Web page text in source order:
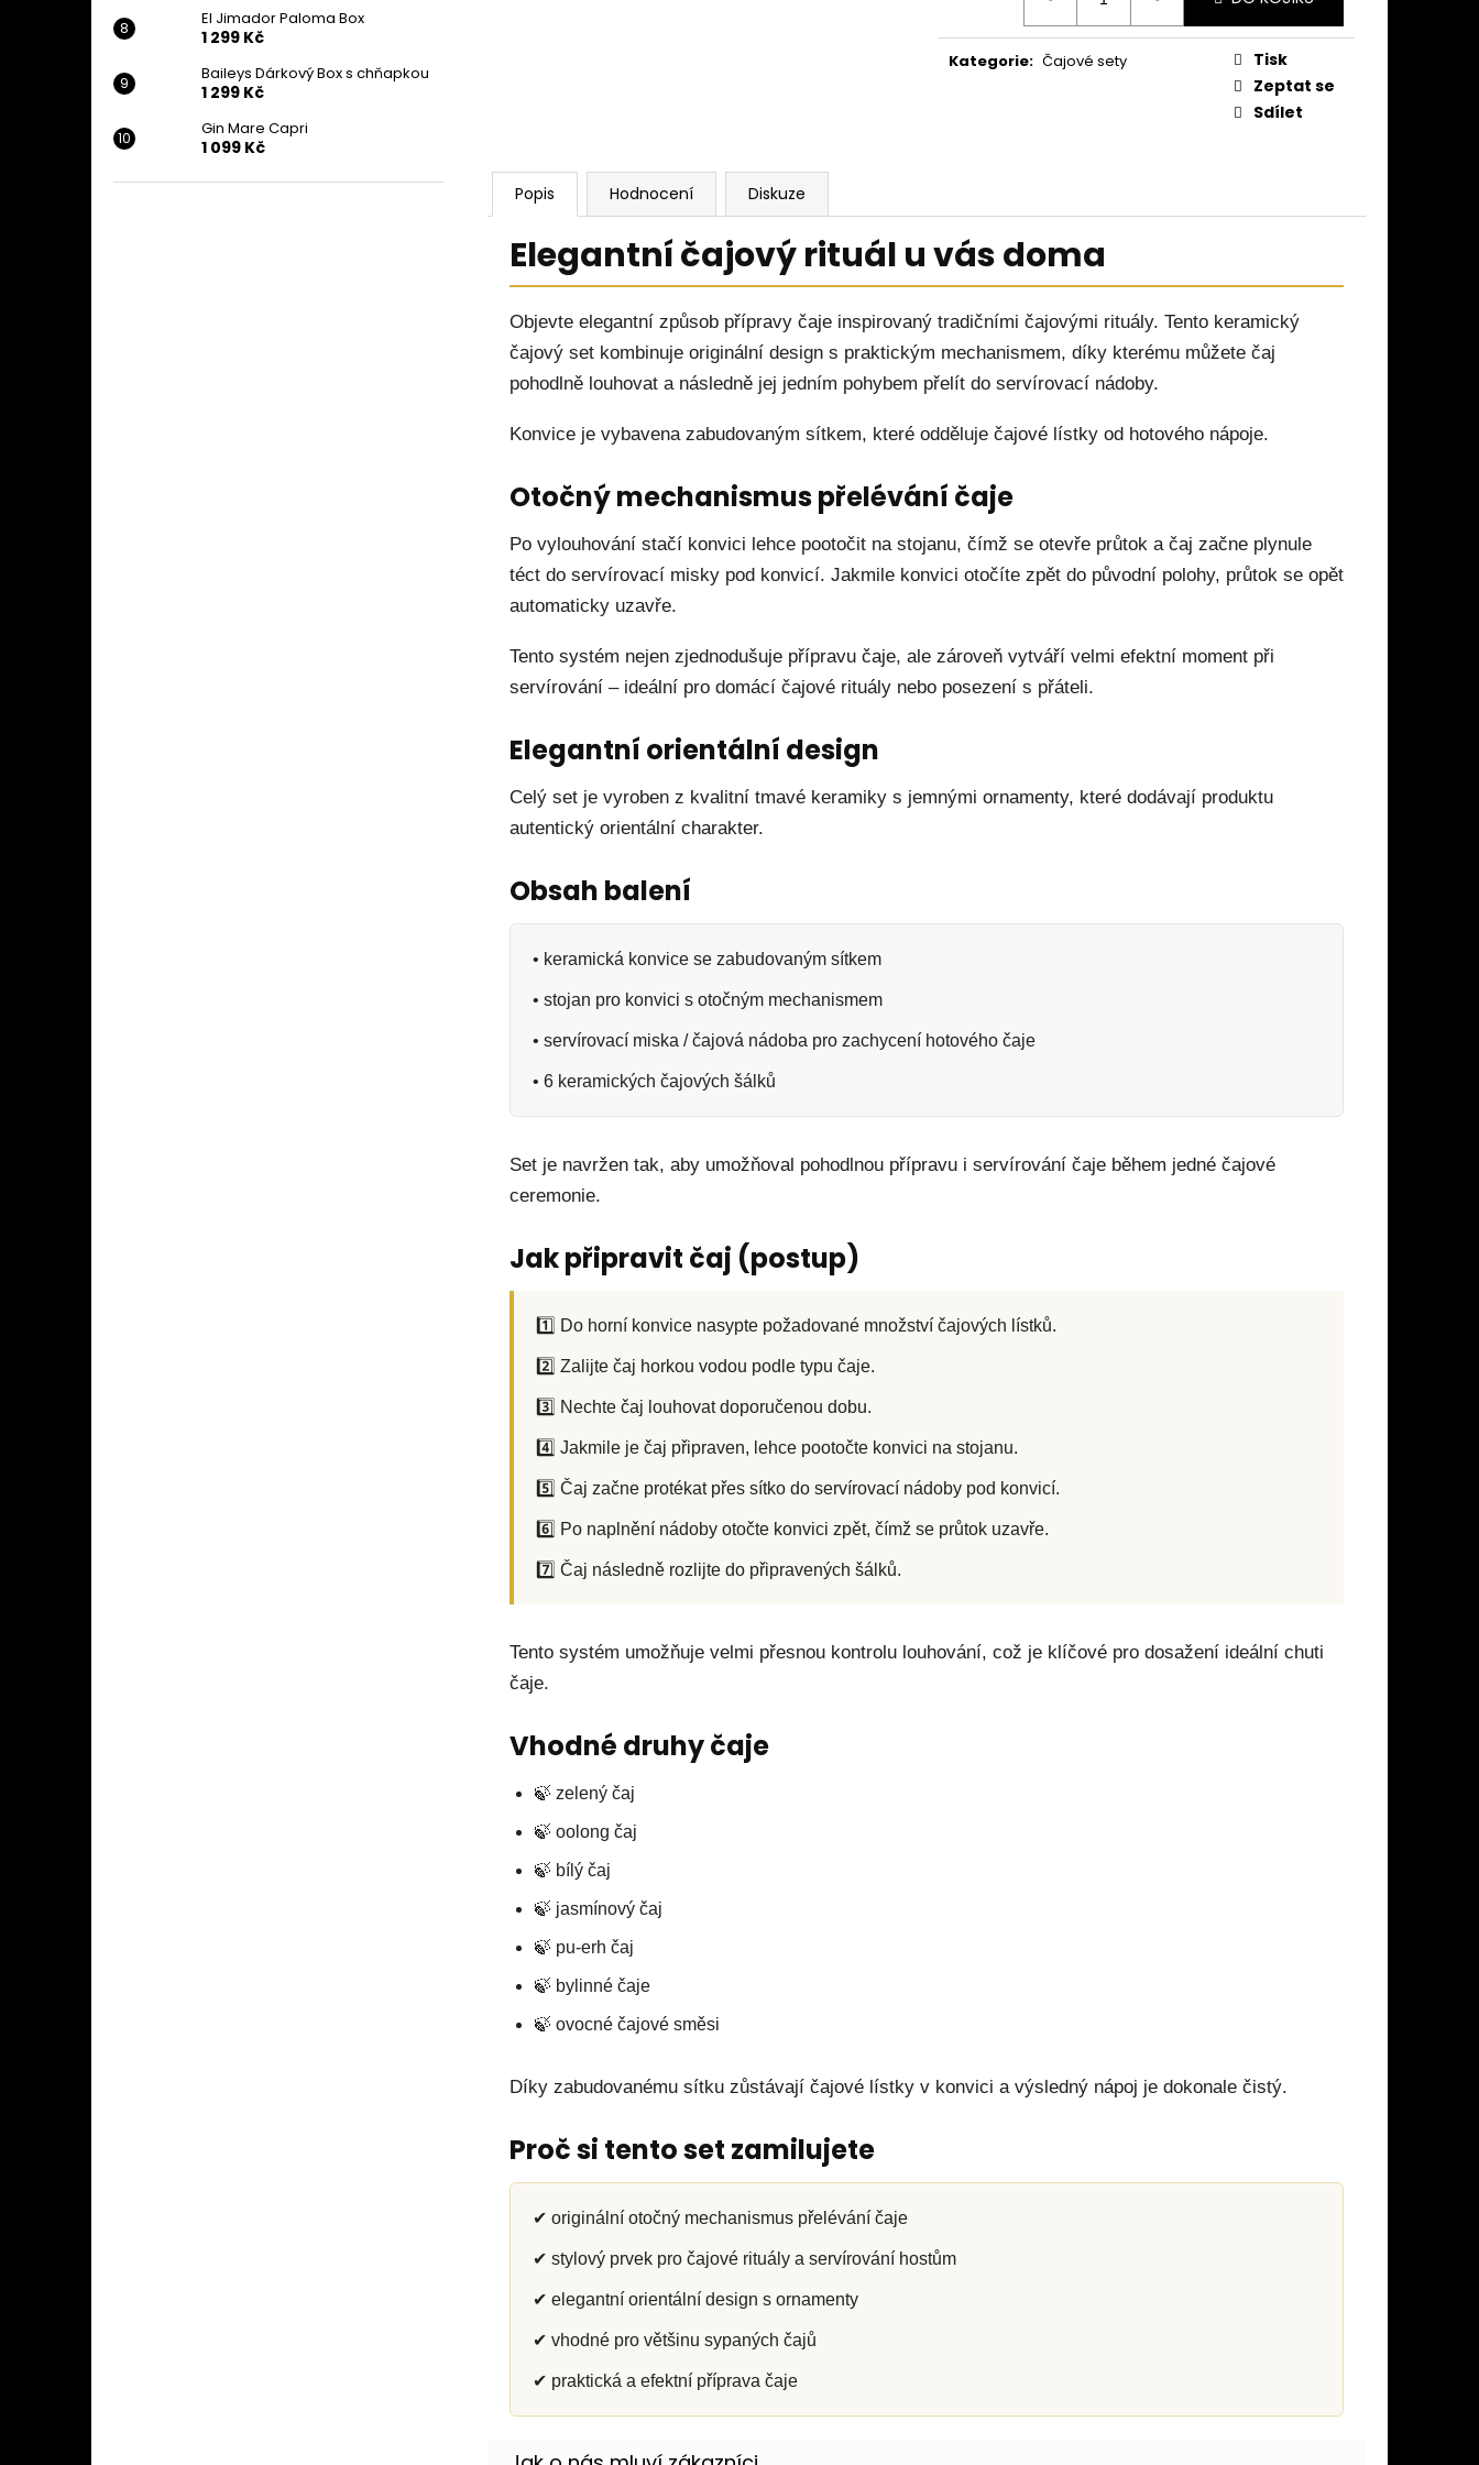
El Jimador Paloma Box
1 299 Kč
Baileys Dárkový Box s chňapkou
1 299 Kč
Gin Mare Capri
1 099 Kč
Kategorie: Čajové sety
Tisk
Zeptat se
Sdílet
Popis Hodnocení Diskuze
Elegantní čajový rituál u vás doma
Objevte elegantní způsob přípravy čaje inspirovaný tradičními čajovými rituály. Tento keramický
čajový set kombinuje originální design s praktickým mechanismem, díky kterému můžete čaj
pohodlně louhovat a následně jej jedním pohybem přelít do servírovací nádoby.
Konvice je vybavena zabudovaným sítkem, které odděluje čajové lístky od hotového nápoje.
Otočný mechanismus přelévání čaje
Po vylouhování stačí konvici lehce pootočit na stojanu, čímž se otevře průtok a čaj začne plynule
téct do servírovací misky pod konvicí. Jakmile konvici otočíte zpět do původní polohy, průtok se opět
automaticky uzavře.
Tento systém nejen zjednodušuje přípravu čaje, ale zároveň vytváří velmi efektní moment při
servírování – ideální pro domácí čajové rituály nebo posezení s přáteli.
Elegantní orientální design
Celý set je vyroben z kvalitní tmavé keramiky s jemnými ornamenty, které dodávají produktu
autentický orientální charakter.
Obsah balení
• keramická konvice se zabudovaným sítkem
• stojan pro konvici s otočným mechanismem
• servírovací miska / čajová nádoba pro zachycení hotového čaje
• 6 keramických čajových šálků
Set je navržen tak, aby umožňoval pohodlnou přípravu i servírování čaje během jedné čajové
ceremonie.
Jak připravit čaj (postup)
1️⃣ Do horní konvice nasypte požadované množství čajových lístků.
2️⃣ Zalijte čaj horkou vodou podle typu čaje.
3️⃣ Nechte čaj louhovat doporučenou dobu.
4️⃣ Jakmile je čaj připraven, lehce pootočte konvici na stojanu.
5️⃣ Čaj začne protékat přes sítko do servírovací nádoby pod konvicí.
6️⃣ Po naplnění nádoby otočte konvici zpět, čímž se průtok uzavře.
7️⃣ Čaj následně rozlijte do připravených šálků.
Tento systém umožňuje velmi přesnou kontrolu louhování, což je klíčové pro dosažení ideální chuti
čaje.
Vhodné druhy čaje
🍃 zelený čaj
🍃 oolong čaj
🍃 bílý čaj
🍃 jasmínový čaj
🍃 pu-erh čaj
🍃 bylinné čaje
🍃 ovocné čajové směsi
Díky zabudovanému sítku zůstávají čajové lístky v konvici a výsledný nápoj je dokonale čistý.
Proč si tento set zamilujete
✔ originální otočný mechanismus přelévání čaje
✔ stylový prvek pro čajové rituály a servírování hostům
✔ elegantní orientální design s ornamenty
✔ vhodné pro většinu sypaných čajů
✔ praktická a efektní příprava čaje